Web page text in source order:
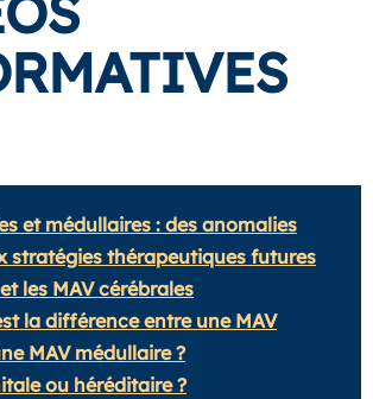
et médullaires : des anomalies
stratégies thérapeutiques futures
les MAV cérébrales
la différence entre une MAV
MAV médullaire ?
ou héréditaire ?